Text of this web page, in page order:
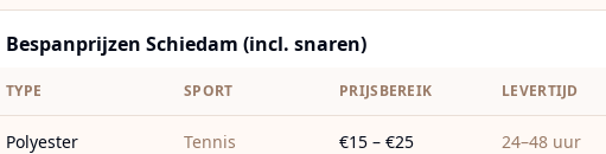
Bespanprijzen Schiedam (incl. snaren)
TYPE SPORT PRIJSBEREIK LEVERTIJD
Polyester Tennis €15 – €25 24–48 uur